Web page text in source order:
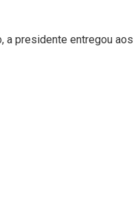
a presidente entregou aos